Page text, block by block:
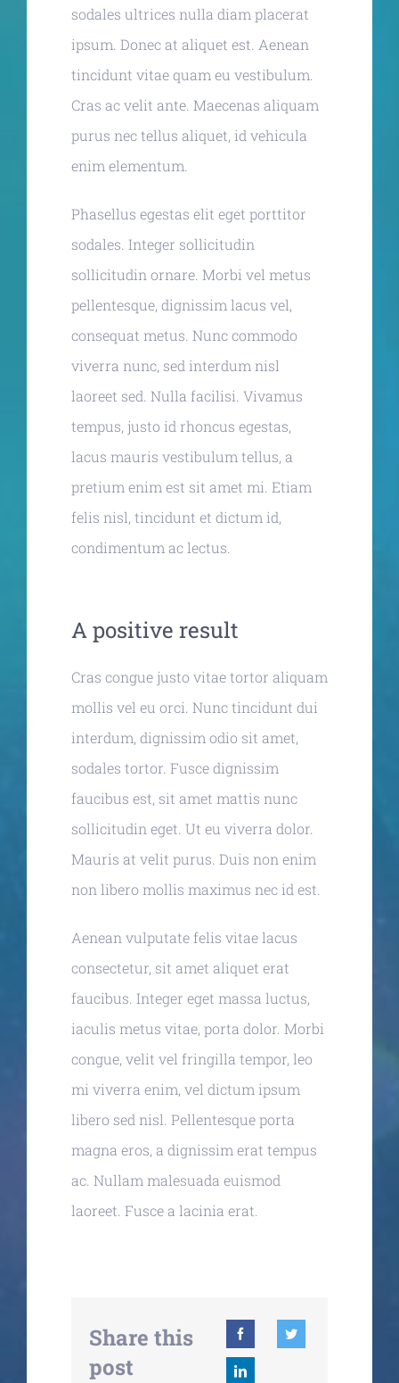
sodales ultrices nulla diam placerat
ipsum. Donec at aliquet est. Aenean
tincidunt vitae quam eu vestibulum.
Cras ac velit ante. Maecenas aliquam
purus nec tellus aliquet, id vehicula
enim elementum.
Phasellus egestas elit eget porttitor
sodales. Integer sollicitudin
sollicitudin ornare. Morbi vel metus
pellentesque, dignissim lacus vel,
consequat metus. Nunc commodo
viverra nunc, sed interdum nisl
laoreet sed. Nulla facilisi. Vivamus
tempus, justo id rhoncus egestas,
lacus mauris vestibulum tellus, a
pretium enim est sit amet mi. Etiam
felis nisl, tincidunt et dictum id,
condimentum ac lectus.
A positive result
Cras congue justo vitae tortor aliquam
mollis vel eu orci. Nunc tincidunt dui
interdum, dignissim odio sit amet,
sodales tortor. Fusce dignissim
faucibus est, sit amet mattis nunc
sollicitudin eget. Ut eu viverra dolor.
Mauris at velit purus. Duis non enim
non libero mollis maximus nec id est.
Aenean vulputate felis vitae lacus
consectetur, sit amet aliquet erat
faucibus. Integer eget massa luctus,
iaculis metus vitae, porta dolor. Morbi
congue, velit vel fringilla tempor, leo
mi viverra enim, vel dictum ipsum
libero sed nisl. Pellentesque porta
magna eros, a dignissim erat tempus
ac. Nullam malesuada euismod
laoreet. Fusce a lacinia erat.
Share this
post